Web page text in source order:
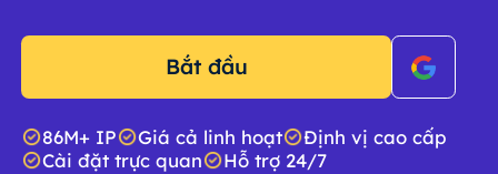
Bắt đầu
86M+ IP Giá cả linh hoạt
Định vị cao cấp
Cài đặt trực quan
Hỗ trợ 24/7